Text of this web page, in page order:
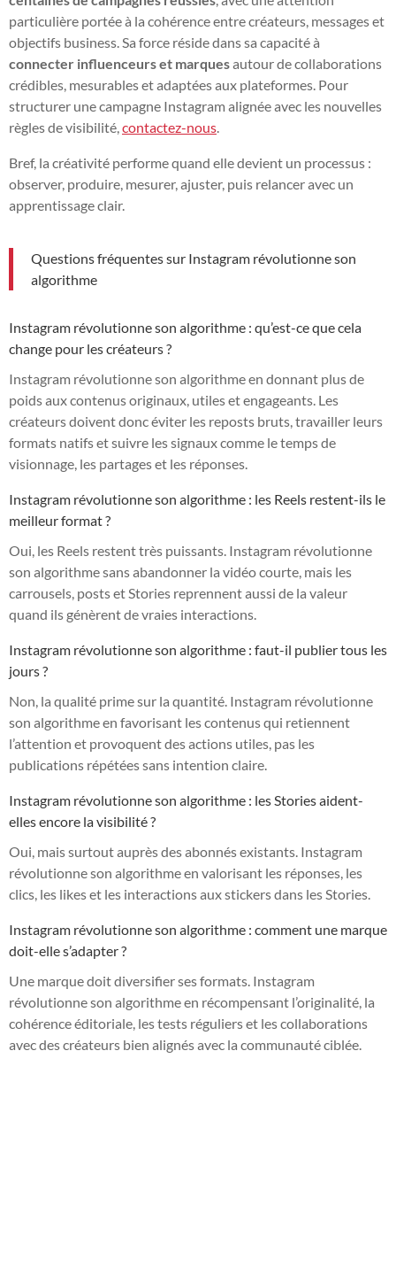
particulière portée à la cohérence entre créateurs, messages et
objectifs business. Sa force réside dans sa capacité à
connecter influenceurs et marquesautour de collaborations
crédibles, mesurables et adaptées aux plateformes. Pour
structurer une campagne Instagram alignée avec les nouvelles
règles de visibilité, contactez-nous
Bref, la créativité performe quand elle devient un processus :
observer, produire, mesurer, ajuster, puis relancer avec un
apprentissage clair.
Questions fréquentes sur Instagram révolutionne son
algorithme
Instagram révolutionne son algorithme : qu’est-ce que cela
change pour les créateurs ?
Instagram révolutionne son algorithme en donnant plus de
poids aux contenus originaux, utiles et engageants. Les
créateurs doivent donc éviter les reposts bruts, travailler leurs
formats natifs et suivre les signaux comme le temps de
visionnage, les partages et les réponses.
Instagram révolutionne son algorithme : les Reels restent-ils le
meilleur format ?
Oui, les Reels restent très puissants. Instagram révolutionne
son algorithme sans abandonner la vidéo courte, mais les
carrousels, posts et Stories reprennent aussi de la valeur
quand ils génèrent de vraies interactions.
Instagram révolutionne son algorithme : faut-il publier tous les
jours ?
Non, la qualité prime sur la quantité. Instagram révolutionne
son algorithme en favorisant les contenus qui retiennent
l’attention et provoquent des actions utiles, pas les
publications répétées sans intention claire.
Instagram révolutionne son algorithme : les Stories aident-
elles encore la visibilité ?
Oui, mais surtout auprès des abonnés existants. Instagram
révolutionne son algorithme en valorisant les réponses, les
clics, les likes et les interactions aux stickers dans les Stories.
Instagram révolutionne son algorithme : comment une marque
doit-elle s’adapter ?
Une marque doit diversifier ses formats. Instagram
révolutionne son algorithme en récompensant l’originalité, la
cohérence éditoriale, les tests réguliers et les collaborations
avec des créateurs bien alignés avec la communauté ciblée.